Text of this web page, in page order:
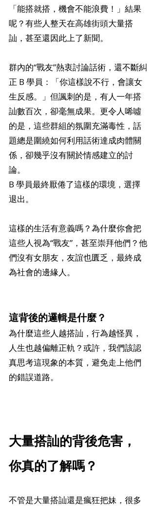
「能搭就搭，機會不能浪費！」結果
呢？有些人整天在高雄街頭大量搭
訕，甚至還因此上了新聞。
群內的“戰友”熱衷討論話術，還不斷糾
正 B 學員：「你這樣說不行，會讓女
生反感。」但諷刺的是，有人一年搭
訕數百次，卻毫無成果。更令人唏噓
的是，這些群組的氛圍充滿毒性，話
題總是圍繞如何利用話術達成肉體關
係，卻幾乎沒有關於情感建立的討
論。
B 學員最終厭倦了這樣的環境，選擇
退出。
這樣的生活有意義嗎？為什麼你會把
這些人視為“戰友”，甚至崇拜他們？他
們沒有女朋友，友誼也匱乏，最終成
為社會的邊緣人。
這背後的邏輯是什麼？
為什麼這些人越搭訕，行為越怪異，
人生也越偏離正軌？或許，我們該認
真思考這現象的本質，避免走上他們
的錯誤道路。
大量搭訕的背後危害，
你真的了解嗎？
不管是大量搭訕還是瘋狂把妹，很多